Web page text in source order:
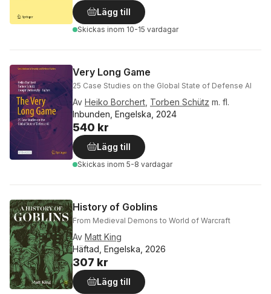
Lägg till
Skickas inom 10-15 vardagar
Very Long Game
25 Case Studies on the Global State of Defense AI
Av Heiko Borchert Torben Schütz m. fl.
Inbunden, Engelska, 2024
540 kr
Lägg till
Skickas inom 5-8 vardagar
History of Goblins
From Medieval Demons to World of Warcraft
Av Matt King
Häftad, Engelska, 2026
307 kr
Lägg till